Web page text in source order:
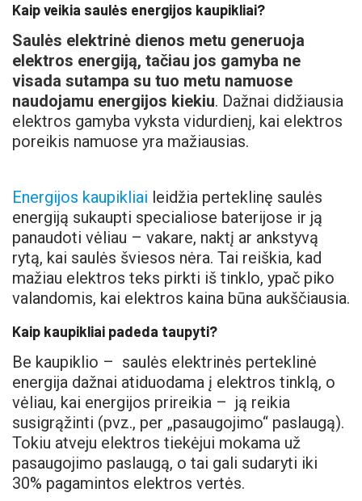
Kaip veikia saulės energijos kaupikliai?
Saulės elektrinė dienos metu generuoja
elektros energiją, tačiau jos gamyba ne
visada sutampa su tuo metu namuose
naudojamu energijos kiekiu. Dažnai didžiausia
elektros gamyba vyksta vidurdienį, kai elektros
poreikis namuose yra mažiausias.
Energijos kaupikliai leidžia perteklinę saulės
energiją sukaupti specialiose baterijose ir ją
panaudoti vėliau – vakare, naktį ar ankstyvą
rytą, kai saulės šviesos nėra. Tai reiškia, kad
mažiau elektros teks pirkti iš tinklo, ypač piko
valandomis, kai elektros kaina būna aukščiausia.
Kaip kaupikliai padeda taupyti?
Be kaupiklio – saulės elektrinės perteklinė
energija dažnai atiduodama į elektros tinklą, o
vėliau, kai energijos prireikia – ją reikia
susigrąžinti (pvz., per „pasaugojimo“ paslaugą).
Tokiu atveju elektros tiekėjui mokama už
pasaugojimo paslaugą, o tai gali sudaryti iki
30% pagamintos elektros vertės.